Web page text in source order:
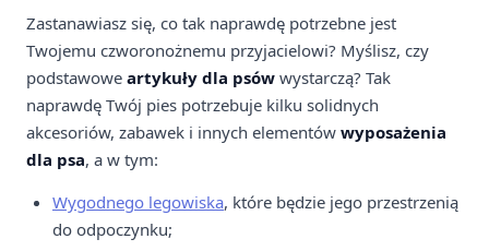
Zastanawiasz się, co tak naprawdę potrzebne jest
Twojemu czworonożnemu przyjacielowi? Myślisz, czy
podstawowe artykuły dla psów wystarczą? Tak
naprawdę Twój pies potrzebuje kilku solidnych
akcesoriów, zabawek i innych elementów wyposażenia
dla psa, a w tym:
Wygodnego legowiska, które będzie jego przestrzenią
do odpoczynku;